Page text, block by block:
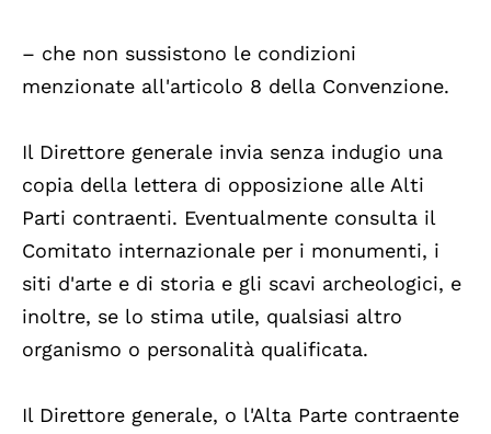
– che non sussistono le condizioni
menzionate all'articolo 8 della Convenzione.
Il Direttore generale invia senza indugio una
copia della lettera di opposizione alle Alti
Parti contraenti. Eventualmente consulta il
Comitato internazionale per i monumenti, i
siti d'arte e di storia e gli scavi archeologici, e
inoltre, se lo stima utile, qualsiasi altro
organismo o personalità qualificata.
Il Direttore generale, o l'Alta Parte contraente